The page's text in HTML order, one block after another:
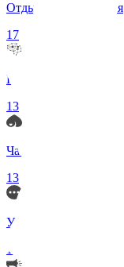
Отдых и Развлечения
17
Нейросети и ИИ
13
Чаты по интересам
13
Удаленка (Работа)
11